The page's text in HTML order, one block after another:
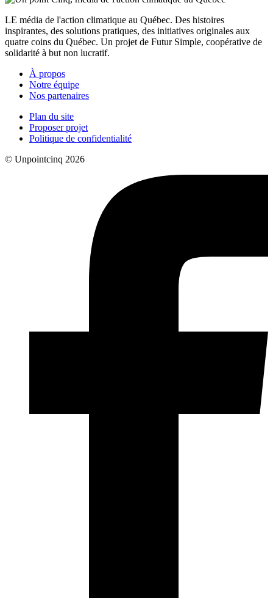
LE média de l'action climatique au Québec. Des histoires
inspirantes, des solutions pratiques, des initiatives originales aux
quatre coins du Québec. Un projet de Futur Simple, coopérative de
solidarité à but non lucratif.
À propos
Notre équipe
Nos partenaires
Plan du site
Proposer projet
Politique de confidentialité
© Unpointcinq 2026